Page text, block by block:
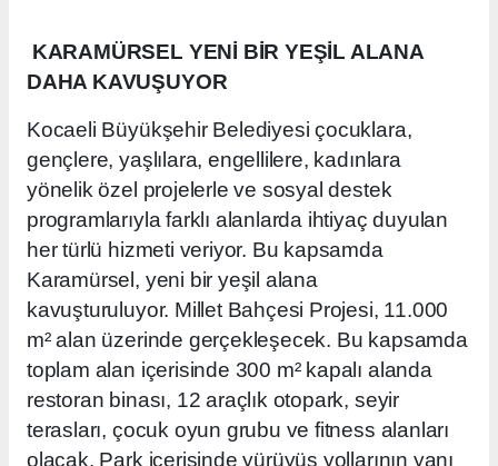
KARAMÜRSEL YENİ BİR YEŞİL ALANA
DAHA KAVUŞUYOR
Kocaeli Büyükşehir Belediyesi çocuklara,
gençlere, yaşlılara, engellilere, kadınlara
yönelik özel projelerle ve sosyal destek
programlarıyla farklı alanlarda ihtiyaç duyulan
her türlü hizmeti veriyor. Bu kapsamda
Karamürsel, yeni bir yeşil alana
kavuşturuluyor. Millet Bahçesi Projesi, 11.000
m² alan üzerinde gerçekleşecek. Bu kapsamda
toplam alan içerisinde 300 m² kapalı alanda
restoran binası, 12 araçlık otopark, seyir
terasları, çocuk oyun grubu ve fitness alanları
olacak. Park içerisinde yürüyüş yollarının yanı